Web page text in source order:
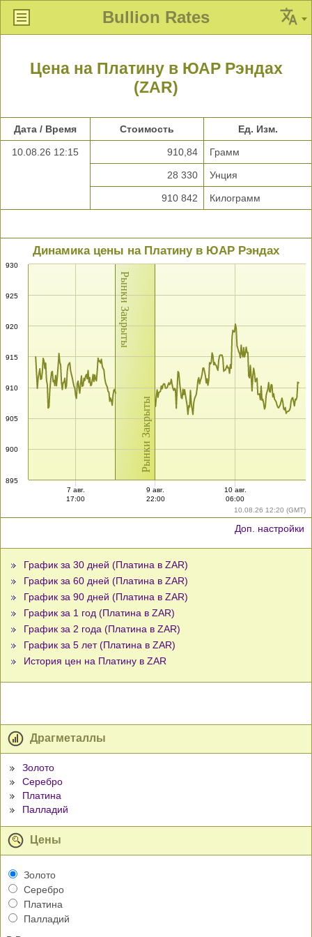
Bullion Rates
Цена на Платину в ЮАР Рэндах
(ZAR)
Дата / Время Стоимость Ед. Изм.
10.08.26 12:15 910,84 Грамм
28 330 Унция
910 842 Килограмм
Рынки Закрыты
Рынки Закрыты
10.08.26 12:20 (GMT)
Динамика цены на Платину в ЮАР Рэндах
895
900
905
910
915
920
925
930
7 авг.
17:00
9 авг.
22:00
10 авг.
06:00
Доп. настройки
График за 30 дней (Платина в ZAR)
График за 60 дней (Платина в ZAR)
График за 90 дней (Платина в ZAR)
График за 1 год (Платина в ZAR)
График за 2 года (Платина в ZAR)
График за 5 лет (Платина в ZAR)
История цен на Платину в ZAR
Драгметаллы
Золото
Серебро
Платина
Палладий
Цены
Золото
Серебро
Платина
Палладий